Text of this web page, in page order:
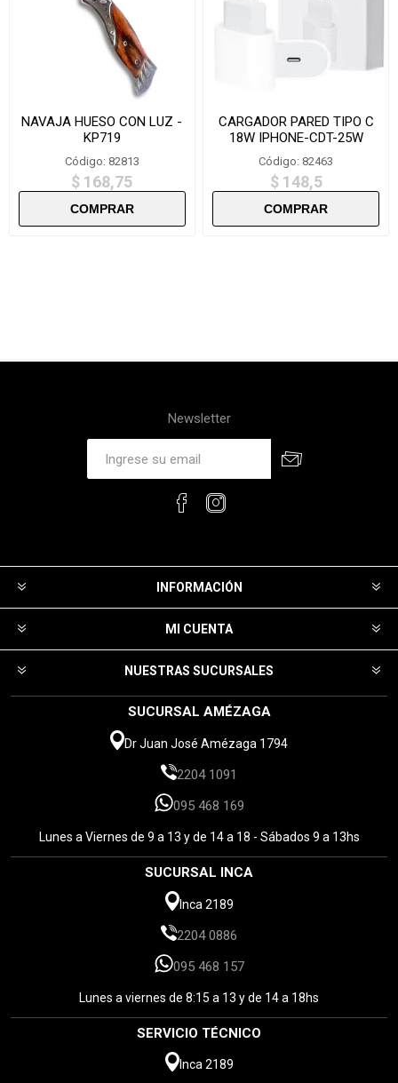
NAVAJA HUESO CON LUZ -
KP719
Código: 82813
$ 168,75
CARGADOR PARED TIPO C
18W IPHONE-CDT-25W
Código: 82463
$ 148,5
Newsletter
INFORMACIÓN
MI CUENTA
NUESTRAS SUCURSALES
SUCURSAL AMÉZAGA
Dr Juan José Amézaga 1794
2204 1091
095 468 169
Lunes a Viernes de 9 a 13 y de 14 a 18 - Sábados 9 a 13hs
SUCURSAL INCA
Inca 2189
2204 0886
095 468 157
Lunes a viernes de 8:15 a 13 y de 14 a 18hs
SERVICIO TÉCNICO
Inca 2189